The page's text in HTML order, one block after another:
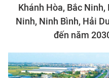
Khánh Hòa, Bắc Ninh,
Ninh, Ninh Bình, Hải
đến năm